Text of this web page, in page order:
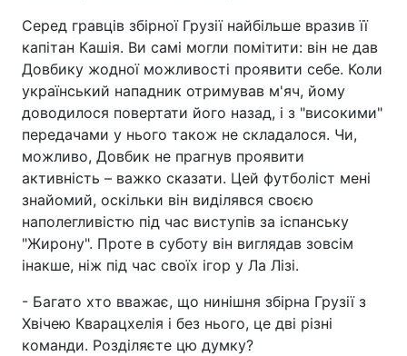
Серед гравців збірної Грузії найбільше вразив її
капітан Кашія. Ви самі могли помітити: він не дав
Довбику жодної можливості проявити себе. Коли
український нападник отримував м'яч, йому
доводилося повертати його назад, і з "високими"
передачами у нього також не складалося. Чи,
можливо, Довбик не прагнув проявити
активність – важко сказати. Цей футболіст мені
знайомий, оскільки він виділявся своєю
наполегливістю під час виступів за іспанську
"Жирону". Проте в суботу він виглядав зовсім
інакше, ніж під час своїх ігор у Ла Лізі.
- Багато хто вважає, що нинішня збірна Грузії з
Хвічею Кварацхелія і без нього, це дві різні
команди. Розділяєте цю думку?